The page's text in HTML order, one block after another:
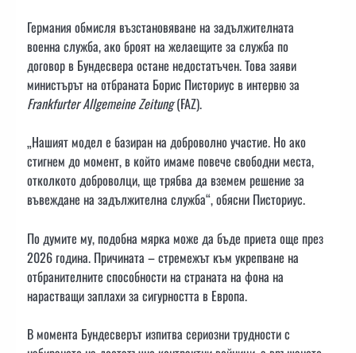
Германия обмисля възстановяване на задължителната
военна служба, ако броят на желаещите за служба по
договор в Бундесвера остане недостатъчен. Това заяви
министърът на отбраната Борис Писториус в интервю за
Frankfurter Allgemeine Zeitung(FAZ).
„Нашият модел е базиран на доброволно участие. Но ако
стигнем до момент, в който имаме повече свободни места,
отколкото доброволци, ще трябва да вземем решение за
въвеждане на задължителна служба“, обясни Писториус.
По думите му, подобна мярка може да бъде приета още през
2026 година. Причината – стремежът към укрепване на
отбранителните способности на страната на фона на
нарастващи заплахи за сигурността в Европа.
В момента Бундесверът изпитва сериозни трудности с